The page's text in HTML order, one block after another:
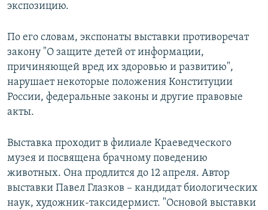
экспозицию.
По его словам, экспонаты выставки противоречат
закону "О защите детей от информации,
причиняющей вред их здоровью и развитию",
нарушает некоторые положения Конституции
России, федеральные законы и другие правовые
акты.
Выставка проходит в филиале Краеведческого
музея и посвящена брачному поведению
животных. Она продлится до 12 апреля. Автор
выставки Павел Глазков – кандидат биологических
наук, художник-таксидермист. "Основой выставки